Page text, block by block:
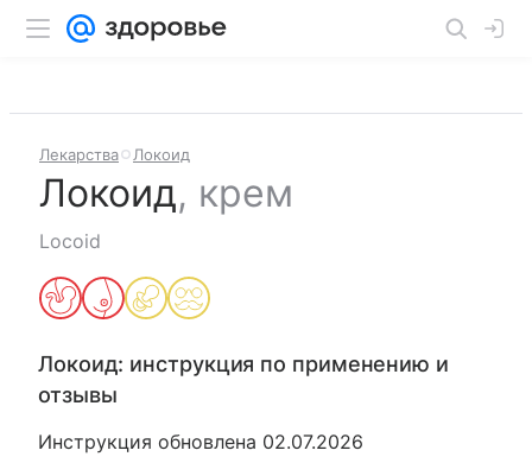
Лекарства Локоид
Локоид, крем
Locoid
Локоид: инструкция по применению и
отзывы
Инструкция обновлена 02.07.2026